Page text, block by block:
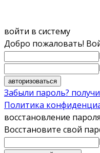
войти в систему
Добро пожаловать!
Забыли пароль?
Политика
восстановление пароля
Восстановите свой